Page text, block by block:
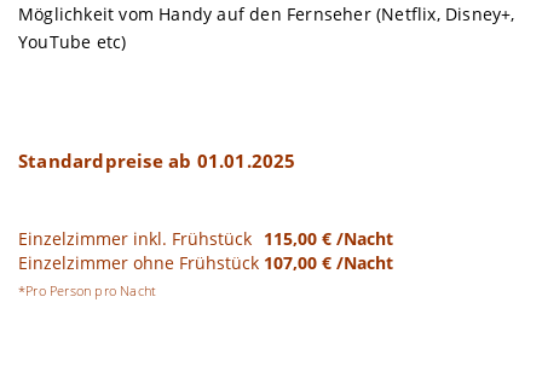
Möglichkeit vom Handy auf den Fernseher (Netflix, Disney+,
YouTube etc)
Standardpreise ab 01.01.2025
Einzelzimmer inkl. Frühstück 115,00 € /Nacht
Einzelzimmer ohne Frühstück 107,00 € /Nacht
*Pro Person pro Nacht